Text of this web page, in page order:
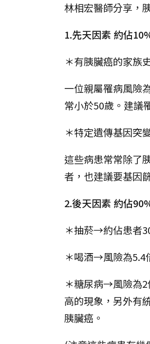
林相宏醫師分享，
1.先天因素 約佔
＊有胰臟癌的家族
一位親屬罹病風險
常小於50歲。建議
＊特定遺傳基因突
這些病患常常除了
者，也建議要基因
2.後天因素 約佔
＊抽菸→約佔患者
＊喝酒→風險為5.4
＊糖尿病→風險為2
高的現象，另外有
胰臟癌。